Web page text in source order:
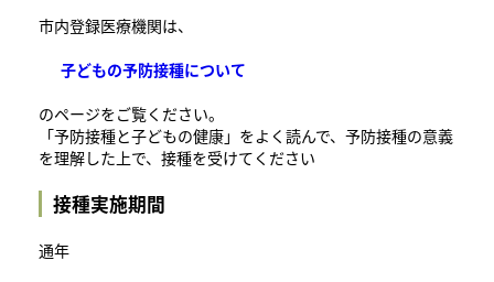
市内登録医療機関は、
子どもの予防接種について
のページをご覧ください。
「予防接種と子どもの健康」をよく読んで、予防接種の意義
を理解した上で、接種を受けてください
接種実施期間
通年